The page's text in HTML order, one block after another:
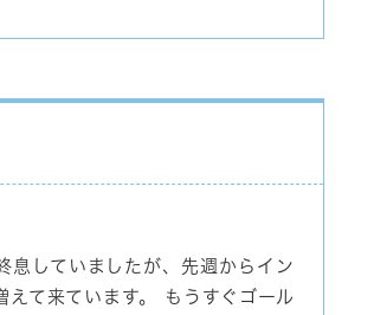
息していましたが、先週からイン
えて来ています。 もうすぐゴール